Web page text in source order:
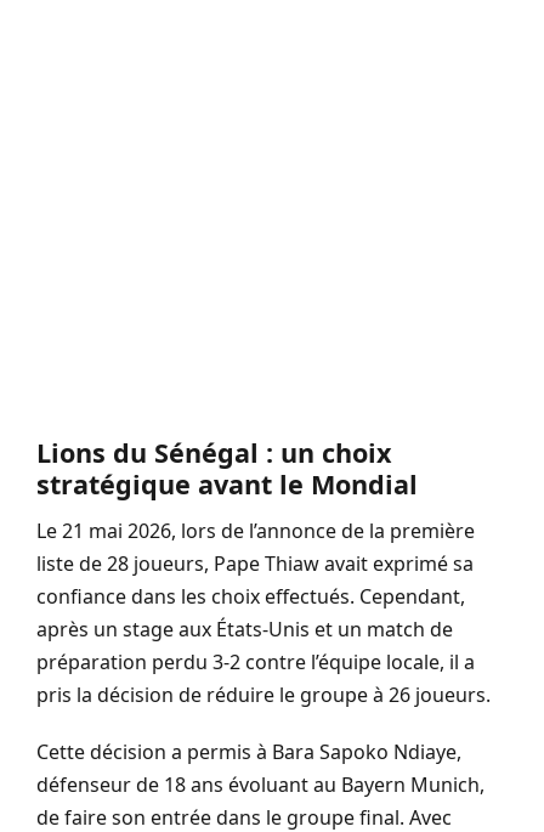
Lions du Sénégal : un choix
stratégique avant le Mondial
Le 21 mai 2026, lors de l’annonce de la première
liste de 28 joueurs, Pape Thiaw avait exprimé sa
confiance dans les choix effectués. Cependant,
après un stage aux États-Unis et un match de
préparation perdu 3-2 contre l’équipe locale, il a
pris la décision de réduire le groupe à 26 joueurs.
Cette décision a permis à Bara Sapoko Ndiaye,
défenseur de 18 ans évoluant au Bayern Munich,
de faire son entrée dans le groupe final. Avec